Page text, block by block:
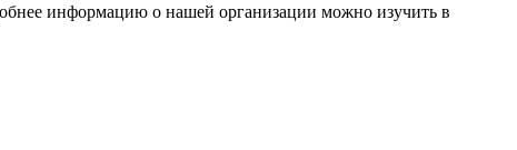
информацию о нашей организации можно изучить в